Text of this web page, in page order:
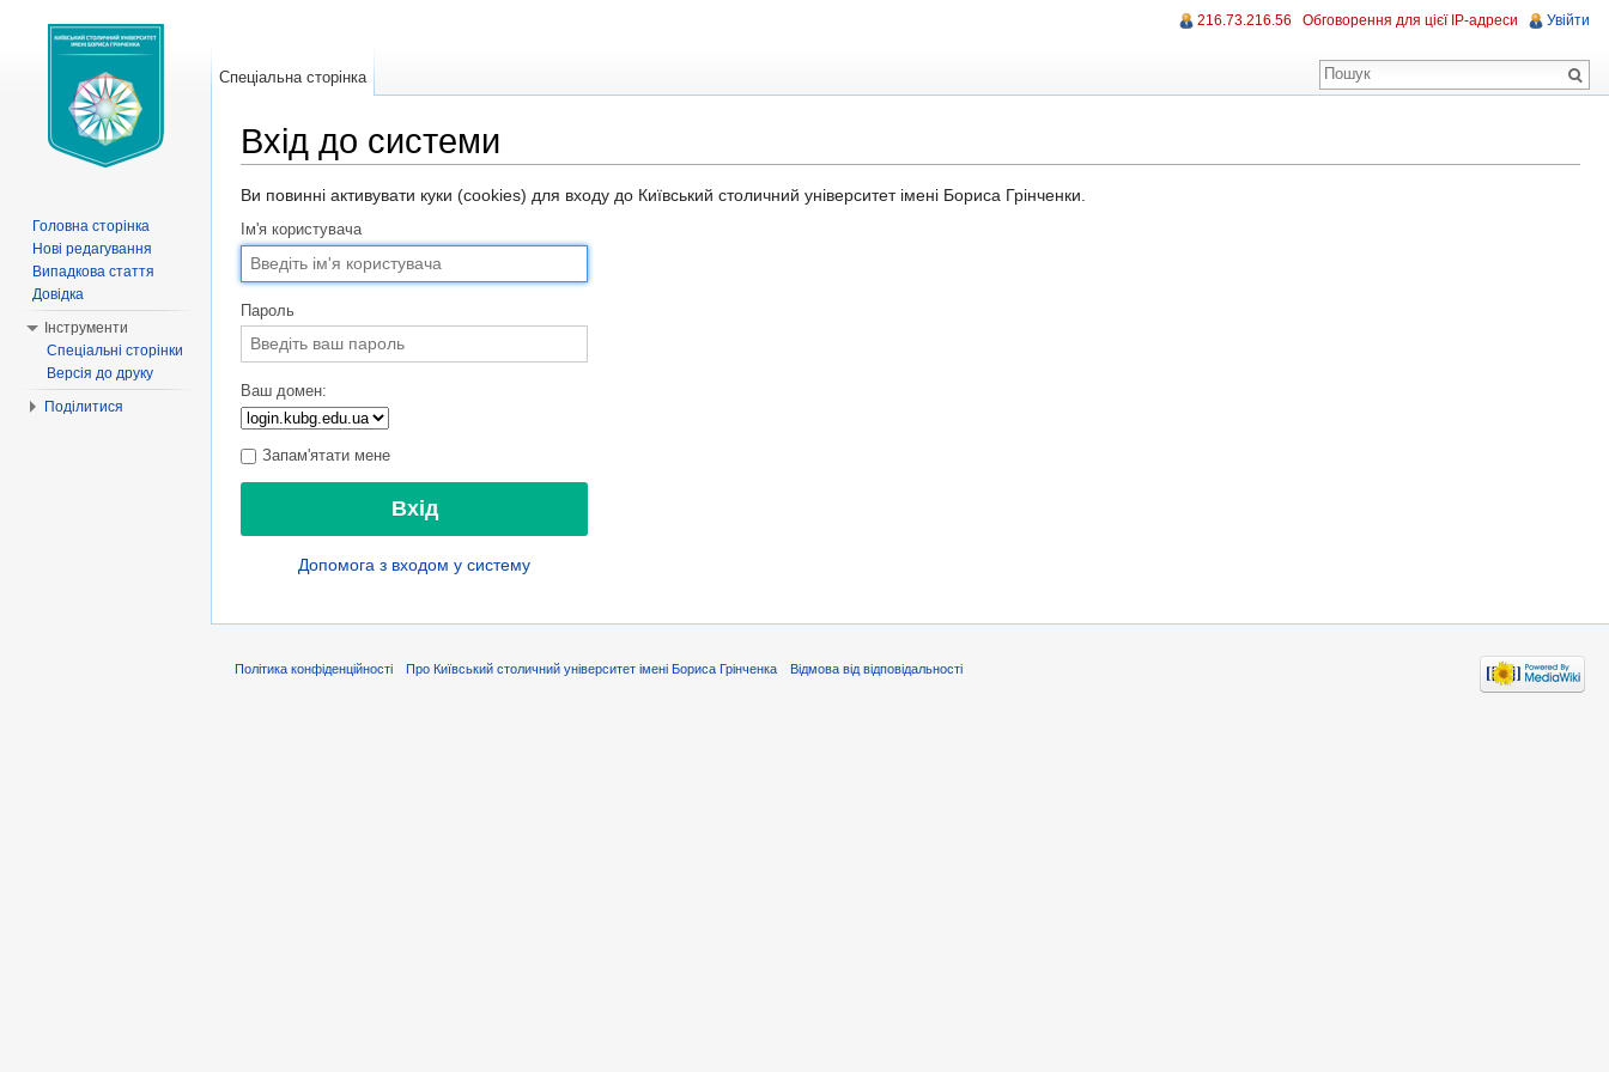
Вхід до системи
Ви повинні активувати куки (cookies) для входу до Київський столичний університет імені Бориса Грінченки.
Ім'я користувача
Пароль
Ваш домен:
Запам'ятати мене
Допомога з входом у систему
216.73.216.56 Обговорення для цієї IP-адреси Увійти
Спеціальна сторінка
Головна сторінка
Нові редагування
Випадкова стаття
Довідка
Інструменти
Спеціальні сторінки
Версія до друку
Поділитися
Політика конфіденційності Про Київський столичний університет імені Бориса Грінченка Відмова від відповідальності